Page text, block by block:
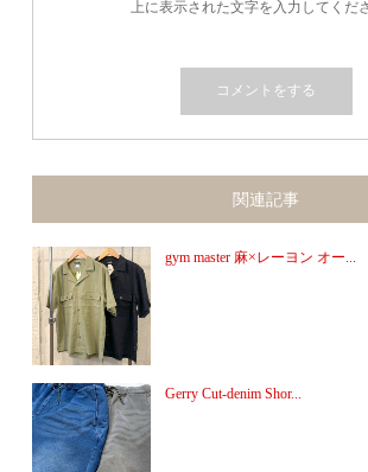
上に表示された文字を入力してくだ
関連記事
gym master 麻×レーヨン オー...
Gerry Cut-denim Shor...